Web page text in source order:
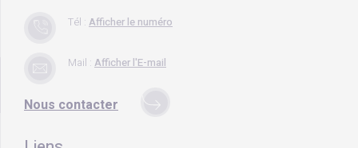
Tél : Afficher le numéro
Mail : Afficher l'E-mail
Nous contacter